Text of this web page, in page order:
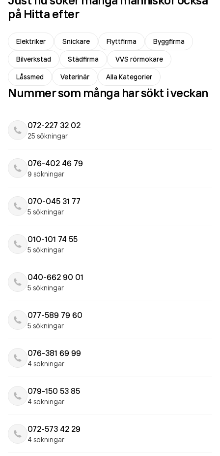
på Hitta efter
Elektriker Snickare Flyttfirma
Byggfirma
Bilverkstad
Städfirma
VVS rörmokare
Låssmed
Veterinär Alla Kategorier
Nummer som många har sökt i veckan
072-227 32 02
25 sökningar
076-402 46 79
9 sökningar
070-045 31 77
5 sökningar
010-101 74 55
5 sökningar
040-662 90 01
5 sökningar
077-589 79 60
5 sökningar
076-381 69 99
4 sökningar
079-150 53 85
4 sökningar
072-573 42 29
4 sökningar